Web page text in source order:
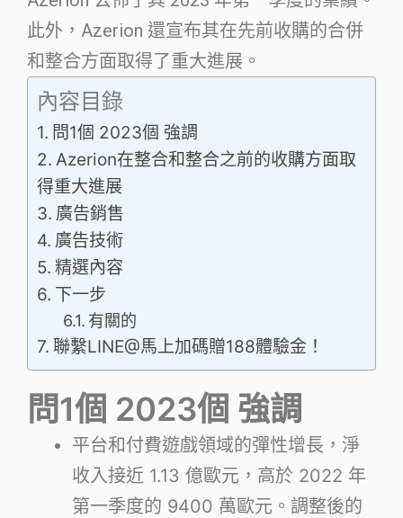
此外，Azerion 還宣布其在先前收購的合併
和整合方面取得了重大進展。
內容目錄
問1個 2023個 強調
Azerion在整合和整合之前的收購方面取
得重大進展
廣告銷售
廣告技術
精選內容
下一步
有關的
聯繫LINE@馬上加碼贈188體驗金！
問1個 2023個 強調
平台和付費遊戲領域的彈性增長，淨
收入接近 1.13 億歐元，高於 2022 年
第一季度的 9400 萬歐元。調整後的